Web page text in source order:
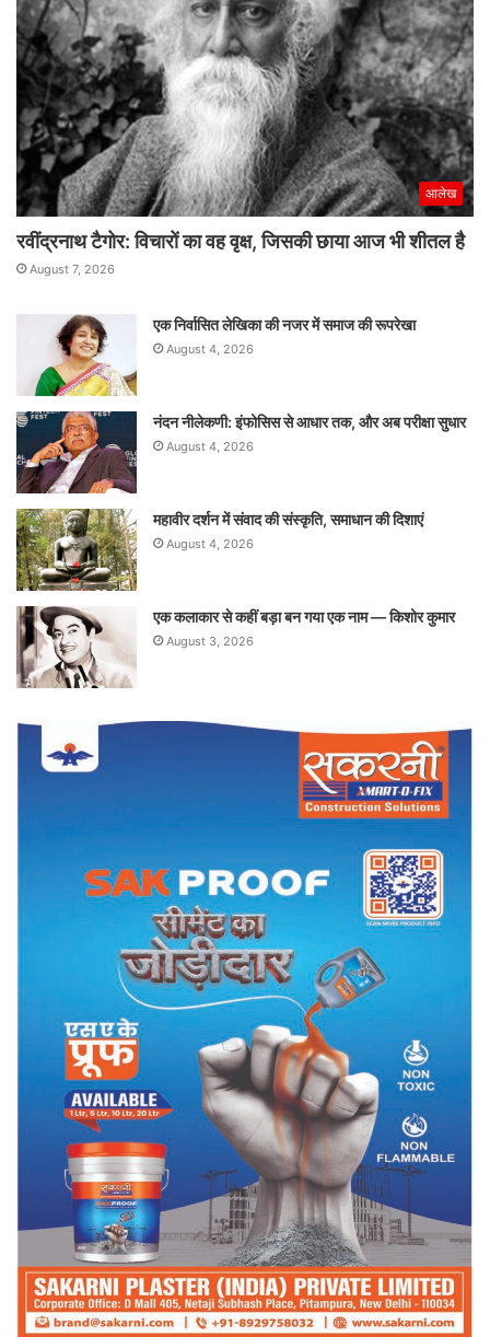
आलेख
रवींद्रनाथ टैगोर: विचारों का वह वृक्ष, जिसकी छाया आज भी शीतल है
August 7, 2026
एक निर्वासित लेखिका की नजर में समाज की रूपरेखा
August 4, 2026
नंदन नीलेकणी: इंफोसिस से आधार तक, और अब परीक्षा सुधार
August 4, 2026
महावीर दर्शन में संवाद की संस्कृति, समाधान की दिशाएं
August 4, 2026
एक कलाकार से कहीं बड़ा बन गया एक नाम — किशोर कुमार
August 3, 2026